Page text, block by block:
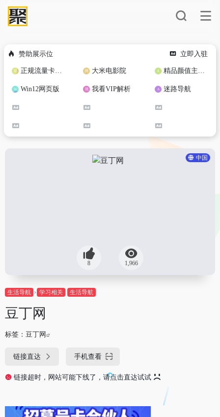
赞助展示位 立即入驻
正规流量卡免费加盟合作 大米电影院 精品颜值主播定制
Win12网页版 我看VIP解析 迷路导航
中国
8 1,966
生活导航 学习相关 生活导航
豆丁网
标签： 豆丁网
链接直达 手机查看
链接超时，网站可能下线了，请点击直达试试